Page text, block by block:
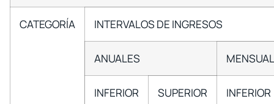
CATEGORÍA INTERVALOS DE INGRESOS
ANUALES
INFERIOR SUPERIOR INFERIOR